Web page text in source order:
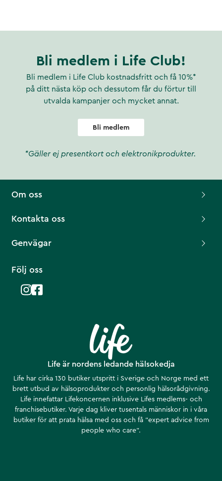
Bli medlem i Life Club!
Bli medlem i Life Club kostnadsfritt och få 10%*
på ditt nästa köp och dessutom får du förtur till
utvalda kampanjer och mycket annat.
Bli medlem
*Gäller ej presentkort och elektronikprodukter.
Life är nordens ledande hälsokedja
Life har cirka 130 butiker utspritt i Sverige och Norge med ett
brett utbud av hälsoprodukter och personlig hälsorådgivning.
Life innefattar Lifekoncernen inklusive Lifes medlems- och
franchisebutiker. Varje dag kliver tusentals människor in i våra
butiker för att prata hälsa med oss och få ”expert advice from
people who care”.
Om oss
Kontakta oss
Genvägar
Följ oss